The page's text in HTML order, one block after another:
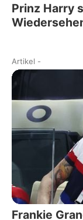
Prinz Harry
Artikel -
Frankie